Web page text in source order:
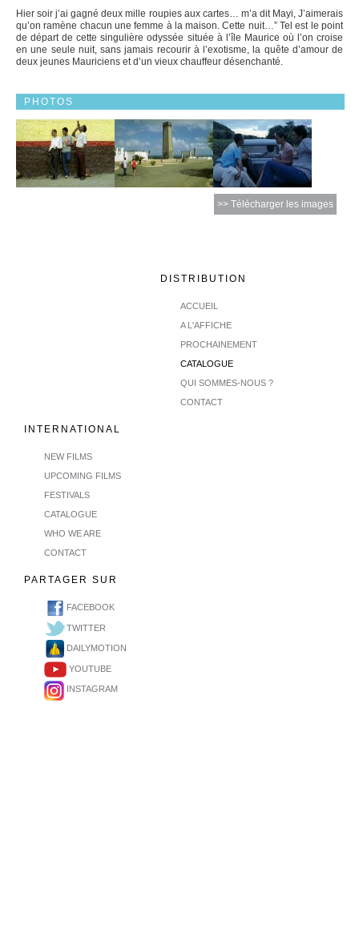
Hier soir j’ai gagné deux mille roupies aux cartes… m’a dit Mayi, J’aimerais
qu’on ramène chacun une femme à la maison. Cette nuit…” Tel est le point
de départ de cette singulière odyssée située à l’île Maurice où l’on croise
en une seule nuit, sans jamais recourir à l’exotisme, la quête d’amour de
deux jeunes Mauriciens et d’un vieux chauffeur désenchanté.
PHOTOS
>> Télécharger les images
DISTRIBUTION
ACCUEIL
A L'AFFICHE
PROCHAINEMENT
CATALOGUE
QUI SOMMES-NOUS ?
CONTACT
INTERNATIONAL
NEW FILMS
UPCOMING FILMS
FESTIVALS
CATALOGUE
WHO WE ARE
CONTACT
PARTAGER SUR
FACEBOOK
TWITTER
DAILYMOTION
YOUTUBE
INSTAGRAM